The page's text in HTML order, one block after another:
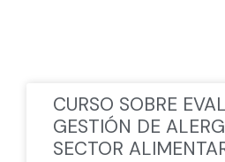
CURSO SOBRE
GESTIÓN DE
SECTOR